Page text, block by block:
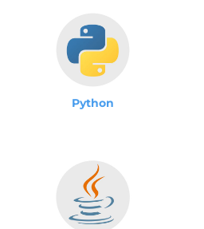
Python